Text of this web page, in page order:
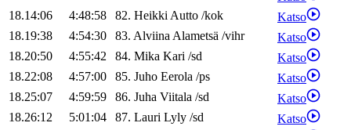
18.14:06
4:48:58 82. HeikkiAutto /kok
Katso
18.19:38
4:54:30 83. AlviinaAlametsä /vihr
Katso
18.20:50
4:55:42 84. Mika Kari /sd
Katso
18.22:08
4:57:00 85. Juho Eerola /ps
Katso
18.25:07
4:59:59 86. Juha Viitala /sd
Katso
18.26:12
5:01:04 87. Lauri Lyly /sd
Katso